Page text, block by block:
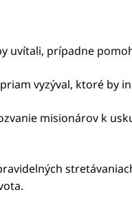
uvítali, prípadne
vyzýval, ktoré by
misionárov k